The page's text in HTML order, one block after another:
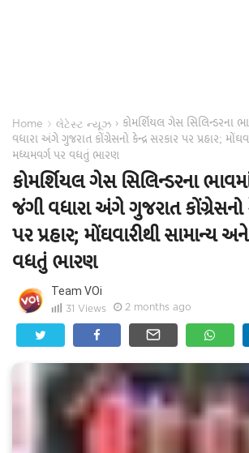
Home › લેટેસ્ટ ન્યૂઝ › કોમર્શિયલ ગેસ સિલિન્ડરના
વધારા અંગે ગુજરાત કોંગ્રેસનો કેન્દ્ર સરકાર પર પ્રહાર;
મધ્યમવર્ગ પર વધતું ભારણ
કોમર્શિયલ ગેસ સિલિન્ડરના
જંગી વધારા અંગે ગુજરાત કોંગ્રેસનો
પર પ્રહાર; મોંઘવારીથી સામાન્ય
વધતું ભારણ
Team VOi
31 Views 2 months ago